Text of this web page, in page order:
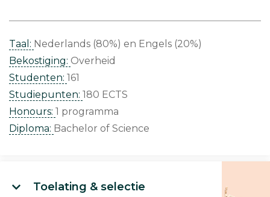
Taal: Nederlands (80%)
Engels (20%)
Bekostiging: Overheid
Studenten: 161
Studiepunten: 180 ECTS
Honours: 1 programma
Diploma: Bachelor of Science
Toelating & selectie